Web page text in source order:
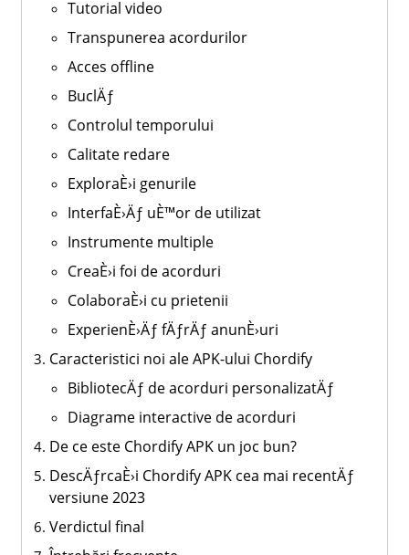
Tutorial video
Transpunerea acordurilor
Acces offline
BuclÄƒ
Controlul temporului
Calitate redare
ExploraÈ›i genurile
InterfaÈ›Äƒ uÈ™or de utilizat
Instrumente multiple
CreaÈ›i foi de acorduri
ColaboraÈ›i cu prietenii
ExperienÈ›Äƒ fÄƒrÄƒ anunÈ›uri
Caracteristici noi ale APK-ului Chordify
BibliotecÄƒ de acorduri personalizatÄƒ
Diagrame interactive de acorduri
De ce este Chordify APK un joc bun?
DescÄƒrcaÈ›i Chordify APK cea mai recentÄƒ
versiune 2023
Verdictul final